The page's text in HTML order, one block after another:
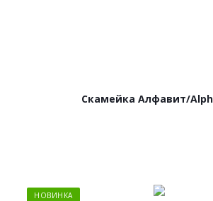
Скамейка Алфавит/
НОВИНКА